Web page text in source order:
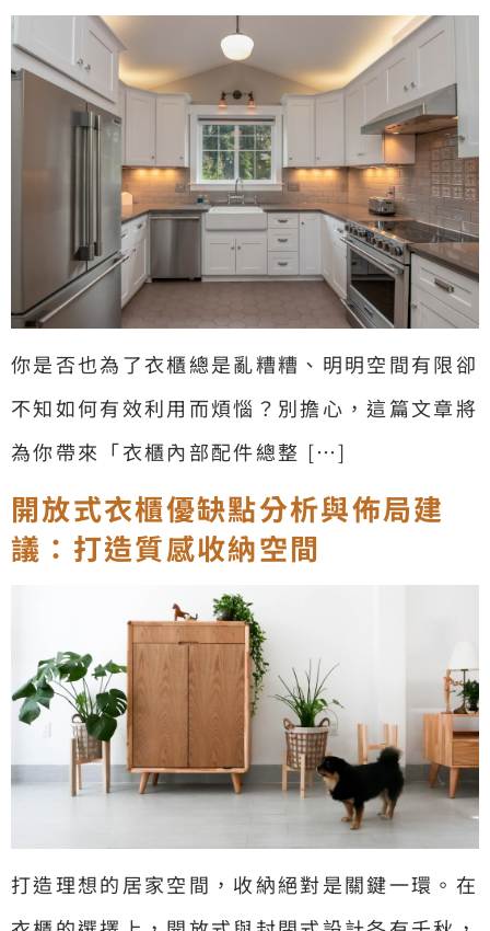
你是否也為了衣櫃總是亂糟糟、明明空間有限卻
不知如何有效利用而煩惱？別擔心，這篇文章將
為你帶來「衣櫃內部配件總整 […]
開放式衣櫃優缺點分析與佈局建
議：打造質感收納空間
打造理想的居家空間，收納絕對是關鍵一環。在